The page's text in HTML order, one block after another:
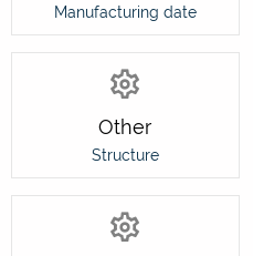
Manufacturing date
Other
Structure